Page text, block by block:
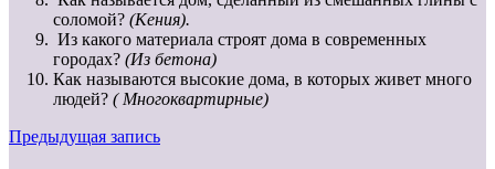
соломой? (Кения).
Из какого материала строят дома в современных
городах? (Из бетона)
Как называются высокие дома, в которых живет много
людей? ( Многоквартирные)
Предыдущая запись